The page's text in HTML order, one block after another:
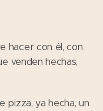
hacer con él, con
venden hechas,
pizza, ya hecha, un